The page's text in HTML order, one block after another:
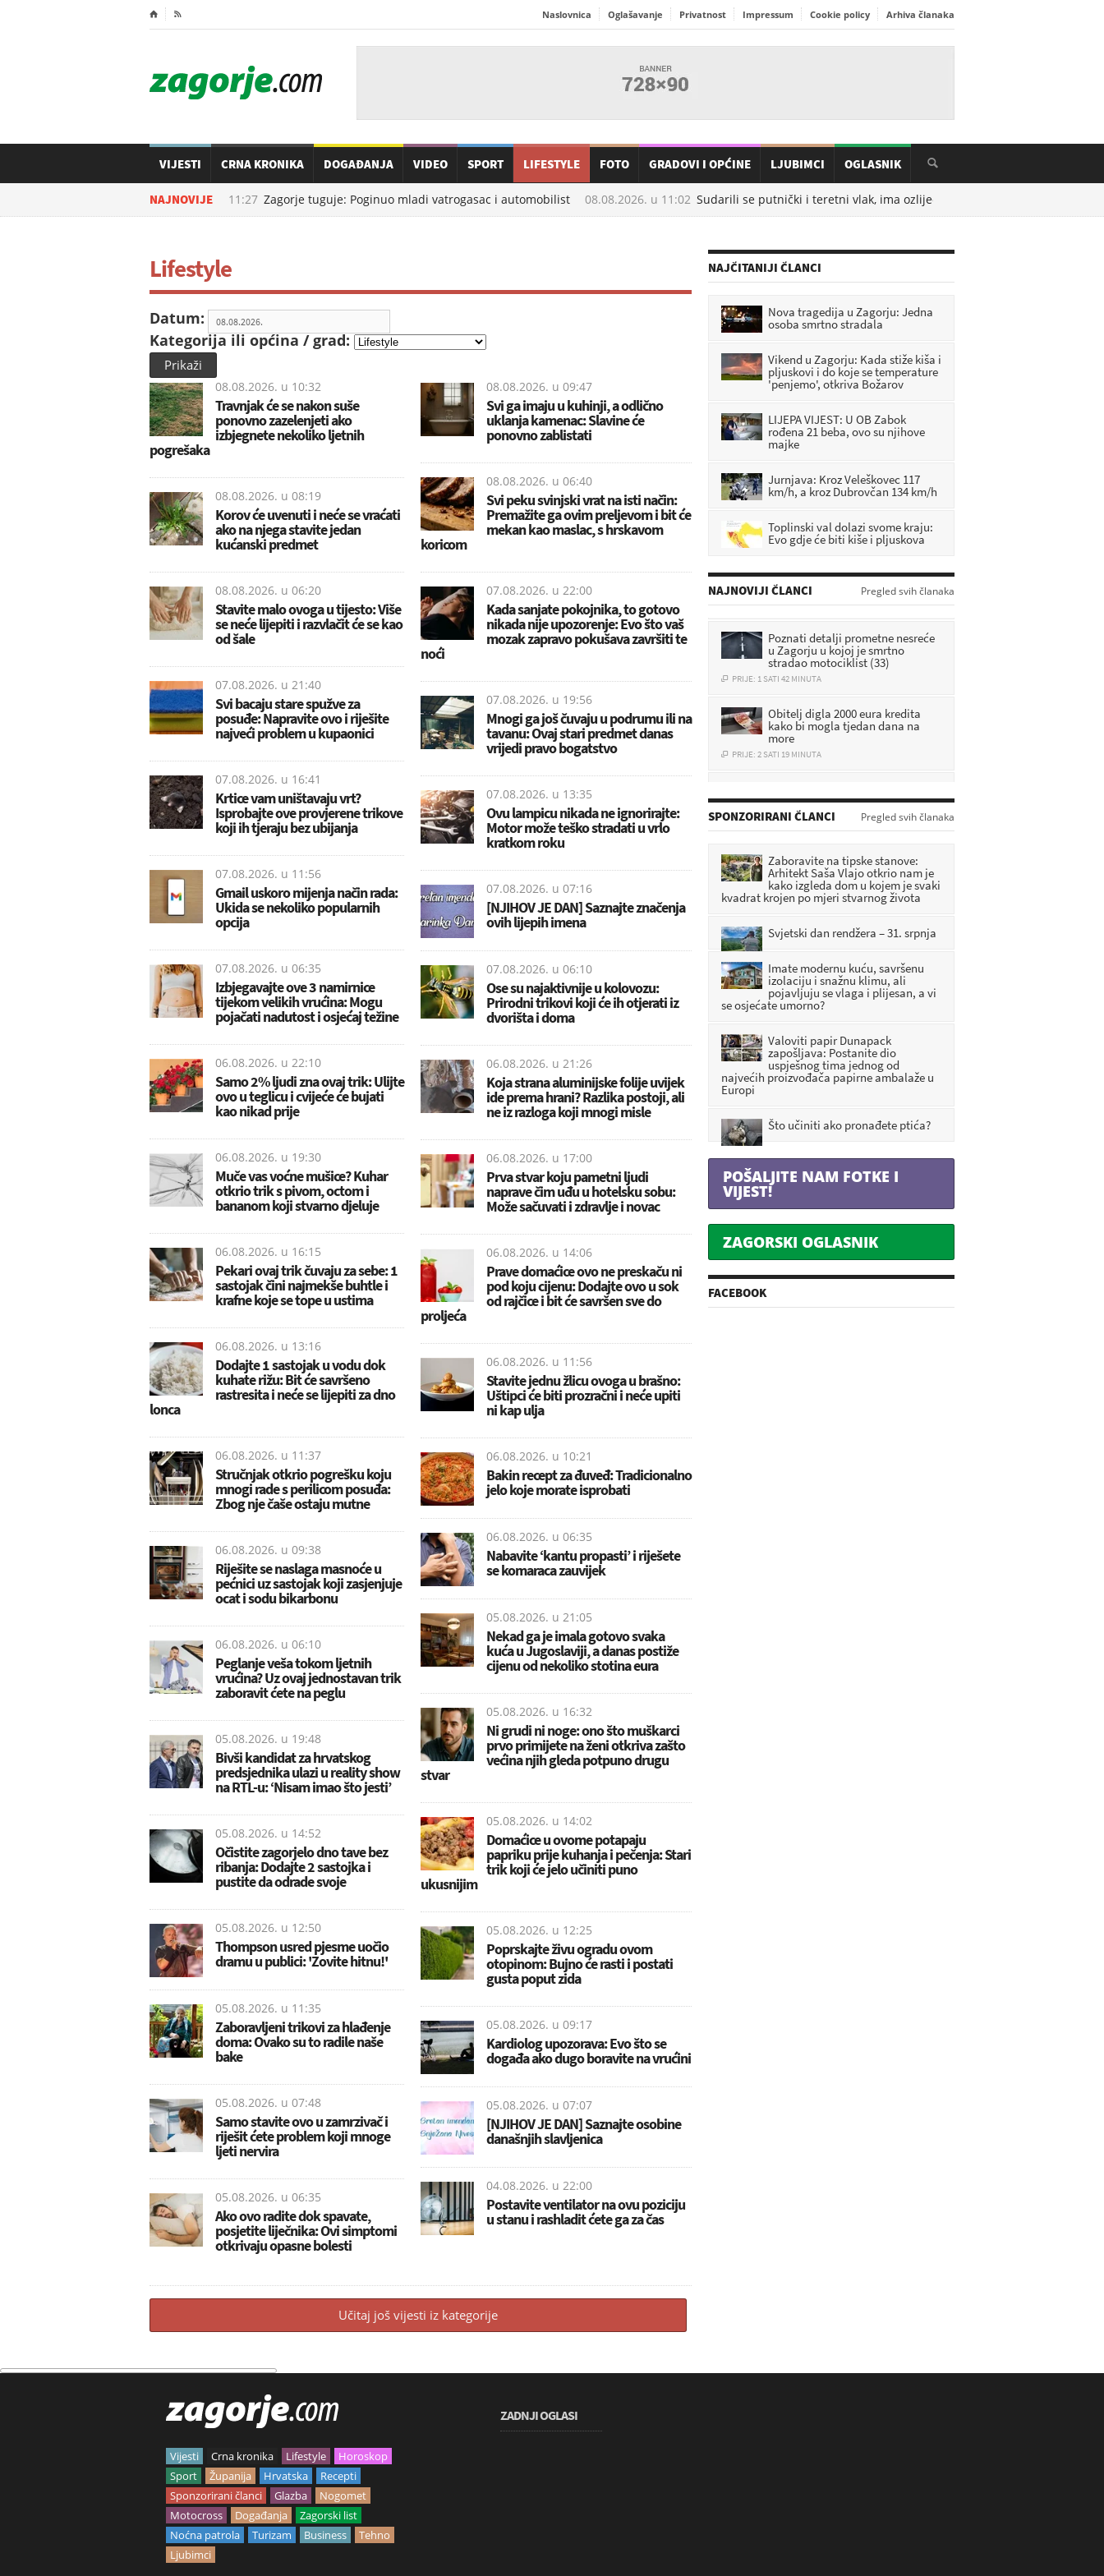
⌂  Naslovnica Oglašavanje Privatnost Impressum Cookie policy Arhiva članaka
VIJESTI CRNA KRONIKA DOGAĐANJA VIDEO SPORT LIFESTYLE FOTO GRADOVI I OPĆINE LJUBIMCI OGLASNIK
NAJNOVIJE
08.08.2026. u 11:27 Zagorje tuguje: Poginuo mladi vatrogasac i automobilist 08.08.2026. u11:02 Sudarili se putnički i teretni vlak, ima ozlijeđenih
Lifestyle
Datum:
Kategorija ili općina / grad:
Prikaži
08.08.2026. u 10:32
Travnjak će se nakon suše
ponovno zazelenjeti ako
izbjegnete nekoliko ljetnih
pogrešaka
08.08.2026. u 08:19
Korov će uvenuti i neće se vraćati
ako na njega stavite jedan
kućanski predmet
08.08.2026. u 06:20
Stavite malo ovoga u tijesto: Više
se neće lijepiti i razvlačit će se kao
od šale
07.08.2026. u 21:40
Svi bacaju stare spužve za
posuđe: Napravite ovo i riješite
najveći problem u kupaonici
07.08.2026. u 16:41
Krtice vam uništavaju vrt?
Isprobajte ove provjerene trikove
koji ih tjeraju bez ubijanja
07.08.2026. u 11:56
Gmail uskoro mijenja način rada:
Ukida se nekoliko popularnih
opcija
07.08.2026. u 06:35
Izbjegavajte ove 3 namirnice
tijekom velikih vrućina: Mogu
pojačati nadutost i osjećaj težine
06.08.2026. u 22:10
Samo 2% ljudi zna ovaj trik: Ulijte
ovo u teglicu i cvijeće će bujati
kao nikad prije
06.08.2026. u 19:30
Muče vas voćne mušice? Kuhar
otkrio trik s pivom, octom i
bananom koji stvarno djeluje
06.08.2026. u 16:15
Pekari ovaj trik čuvaju za sebe: 1
sastojak čini najmekše buhtle i
krafne koje se tope u ustima
06.08.2026. u 13:16
Dodajte 1 sastojak u vodu dok
kuhate rižu: Bit će savršeno
rastresita i neće se lijepiti za dno
lonca
06.08.2026. u 11:37
Stručnjak otkrio pogrešku koju
mnogi rade s perilicom posuđa:
Zbog nje čaše ostaju mutne
06.08.2026. u 09:38
Riješite se naslaga masnoće u
pećnici uz sastojak koji zasjenjuje
ocat i sodu bikarbonu
06.08.2026. u 06:10
Peglanje veša tokom ljetnih
vrućina? Uz ovaj jednostavan trik
zaboravit ćete na peglu
05.08.2026. u 19:48
Bivši kandidat za hrvatskog
predsjednika ulazi u reality show
na RTL-u: ‘Nisam imao što jesti’
05.08.2026. u 14:52
Očistite zagorjelo dno tave bez
ribanja: Dodajte 2 sastojka i
pustite da odrade svoje
05.08.2026. u 12:50
Thompson usred pjesme uočio
dramu u publici: 'Zovite hitnu!'
05.08.2026. u 11:35
Zaboravljeni trikovi za hlađenje
doma: Ovako su to radile naše
bake
05.08.2026. u 07:48
Samo stavite ovo u zamrzivač i
riješit ćete problem koji mnoge
ljeti nervira
05.08.2026. u 06:35
Ako ovo radite dok spavate,
posjetite liječnika: Ovi simptomi
otkrivaju opasne bolesti
08.08.2026. u 09:47
Svi ga imaju u kuhinji, a odlično
uklanja kamenac: Slavine će
ponovno zablistati
08.08.2026. u 06:40
Svi peku svinjski vrat na isti način:
Premažite ga ovim preljevom i bit će
mekan kao maslac, s hrskavom
koricom
07.08.2026. u 22:00
Kada sanjate pokojnika, to gotovo
nikada nije upozorenje: Evo što vaš
mozak zapravo pokušava završiti te
noći
07.08.2026. u 19:56
Mnogi ga još čuvaju u podrumu ili na
tavanu: Ovaj stari predmet danas
vrijedi pravo bogatstvo
07.08.2026. u 13:35
Ovu lampicu nikada ne ignorirajte:
Motor može teško stradati u vrlo
kratkom roku
07.08.2026. u 07:16
[NJIHOV JE DAN] Saznajte značenja
ovih lijepih imena
07.08.2026. u 06:10
Ose su najaktivnije u kolovozu:
Prirodni trikovi koji će ih otjerati iz
dvorišta i doma
06.08.2026. u 21:26
Koja strana aluminijske folije uvijek
ide prema hrani? Razlika postoji, ali
ne iz razloga koji mnogi misle
06.08.2026. u 17:00
Prva stvar koju pametni ljudi
naprave čim uđu u hotelsku sobu:
Može sačuvati i zdravlje i novac
06.08.2026. u 14:06
Prave domaćice ovo ne preskaču ni
pod koju cijenu: Dodajte ovo u sok
od rajčice i bit će savršen sve do
proljeća
06.08.2026. u 11:56
Stavite jednu žlicu ovoga u brašno:
Uštipci će biti prozračni i neće upiti
ni kap ulja
06.08.2026. u 10:21
Bakin recept za đuveđ: Tradicionalno
jelo koje morate isprobati
06.08.2026. u 06:35
Nabavite ‘kantu propasti’ i riješete
se komaraca zauvijek
05.08.2026. u 21:05
Nekad ga je imala gotovo svaka
kuća u Jugoslaviji, a danas postiže
cijenu od nekoliko stotina eura
05.08.2026. u 16:32
Ni grudi ni noge: ono što muškarci
prvo primijete na ženi otkriva zašto
većina njih gleda potpuno drugu
stvar
05.08.2026. u 14:02
Domaćice u ovome potapaju
papriku prije kuhanja i pečenja: Stari
trik koji će jelo učiniti puno
ukusnijim
05.08.2026. u 12:25
Poprskajte živu ogradu ovom
otopinom: Bujno će rasti i postati
gusta poput zida
05.08.2026. u 09:17
Kardiolog upozorava: Evo što se
događa ako dugo boravite na vrućini
05.08.2026. u 07:07
[NJIHOV JE DAN] Saznajte osobine
današnjih slavljenica
04.08.2026. u 22:00
Postavite ventilator na ovu poziciju
u stanu i rashladit ćete ga za čas
Učitaj još vijesti iz kategorije
NAJČITANIJI ČLANCI
Nova tragedija u Zagorju: Jedna
osoba smrtno stradala
Vikend u Zagorju: Kada stiže kiša i
pljuskovi i do koje se temperature
'penjemo', otkriva Božarov
LIJEPA VIJEST: U OB Zabok
rođena 21 beba, ovo su njihove
majke
Jurnjava: Kroz Veleškovec 117
km/h, a kroz Dubrovčan 134 km/h
Toplinski val dolazi svome kraju:
Evo gdje će biti kiše i pljuskova
NAJNOVIJI ČLANCI Pregled svih članaka
u Zagorju u kojoj je smrtno
stradao motociklist (33)
PRIJE: 1 SATI 42 MINUTA
kako bi mogla tjedan dana na
more
PRIJE: 2 SATI 19 MINUTA
ima ozlijeđenih
 PRIJE: 43 MINUTA
Detalji užasa: Uhitili su ženu (37)
muškarca
 PRIJE: 1 SATI 9 MINUTA
SPONZORIRANI ČLANCI Pregled svih članaka
Zaboravite na tipske stanove:
Arhitekt Saša Vlajo otkrio nam je
kako izgleda dom u kojem je svaki
kvadrat krojen po mjeri stvarnog života
Svjetski dan rendžera – 31. srpnja
Imate modernu kuću, savršenu
izolaciju i snažnu klimu, ali
pojavljuju se vlaga i plijesan, a vi
se osjećate umorno?
Valoviti papir Dunapack
zapošljava: Postanite dio
uspješnog tima jednog od
najvećih proizvođača papirne ambalaže u
Europi
Što učiniti ako pronađete ptića?
POŠALJITE NAM FOTKE I
VIJEST!
ZAGORSKI OGLASNIK
FACEBOOK
Vijesti Crna kronika Lifestyle
Horoskop
Sport
Županija Hrvatska
Recepti
Sponzorirani članci
Glazba
Nogomet
Motocross
Događanja
Zagorski list
Noćna patrola
Turizam Business
Tehno
Ljubimci
ZADNJI OGLASI